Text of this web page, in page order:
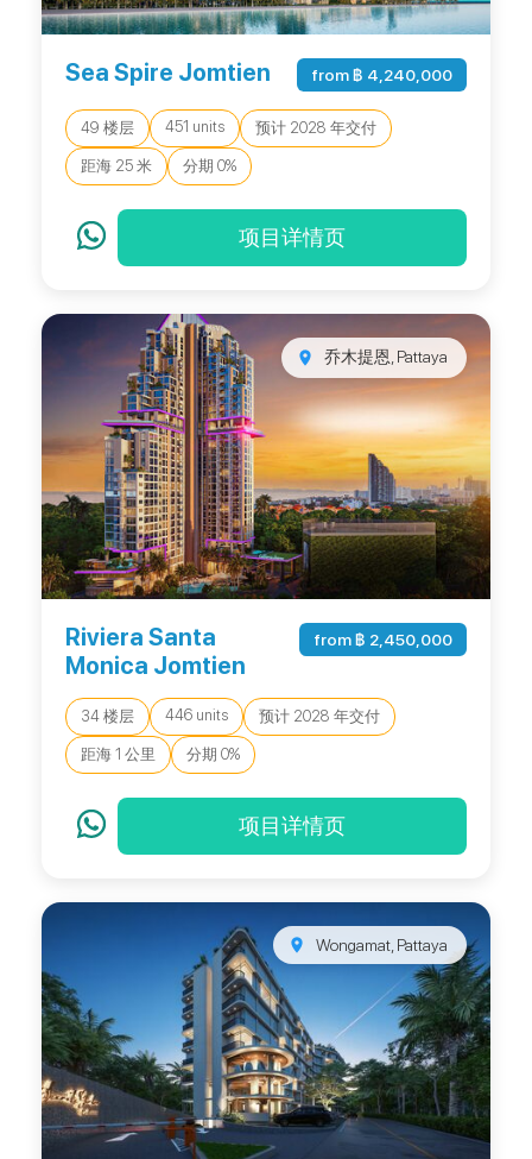
Sea Spire Jomtien from ฿ 4,240,000
49 楼层 451 units 预计 2028 年交付
距海 25 米 分期 0%
项目详情页
乔木提恩, Pattaya
Riviera Santa
Monica Jomtien
from ฿ 2,450,000
34 楼层 446 units 预计 2028 年交付
距海 1 公里 分期 0%
项目详情页
Wongamat, Pattaya